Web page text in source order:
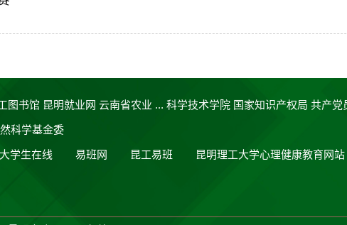
图书馆 昆明就业网 云南省农业 ... 科学技术学院 国家知识产权局 共产党
科学基金委
学生在线 易班网 昆工易班 昆明理工大学心理健康教育网站